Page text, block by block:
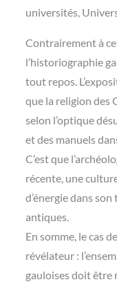
universités,
Contrairement à
l’historiographie
tout repos.
que la religion des
selon l’optique
et des manuels
C’est que
récente, une
d’énergie dans
antiques.
En somme, le cas
révélateur :
gauloises doit être